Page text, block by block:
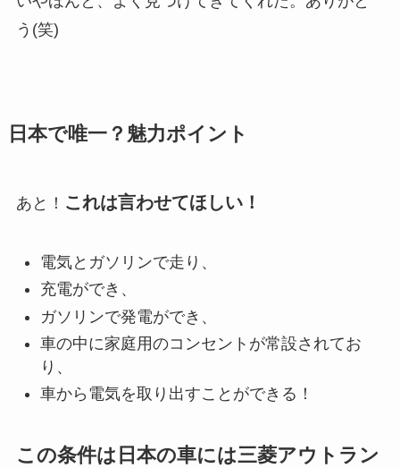
う(笑)
日本で唯一？魅力ポイント
あと！ これは言わせてほしい！
電気とガソリンで走り、
充電ができ、
ガソリンで発電ができ、
車の中に家庭用のコンセントが常設されてお
り、
車から電気を取り出すことができる！
この条件は日本の車には三菱アウトラン